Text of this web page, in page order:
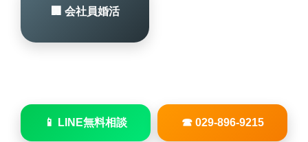
🏢 会社員婚活
📱 LINE無料相談 ☎ 029-896-9215